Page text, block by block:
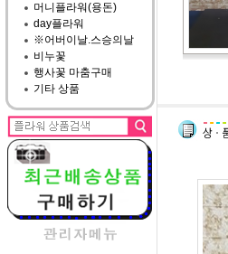
머니플라워(용돈)
day플라워
※어버이날.스승의날
비누꽃
행사꽃 마춤구매
기타 상품